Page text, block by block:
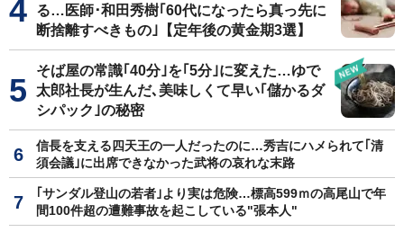
る…医師･和田秀樹｢60代になったら真っ先に
断捨離すべきもの｣【定年後の黄金期3選】
そば屋の常識｢40分｣を｢5分｣に変えた…ゆで
太郎社長が生んだ､美味しくて早い｢儲かるダ
シパック｣の秘密
信長を支える四天王の一人だったのに…秀吉にハメられて｢清
須会議｣に出席できなかった武将の哀れな末路
｢サンダル登山の若者｣より実は危険…標高599ｍの高尾山で年
間100件超の遭難事故を起こしている"張本人"